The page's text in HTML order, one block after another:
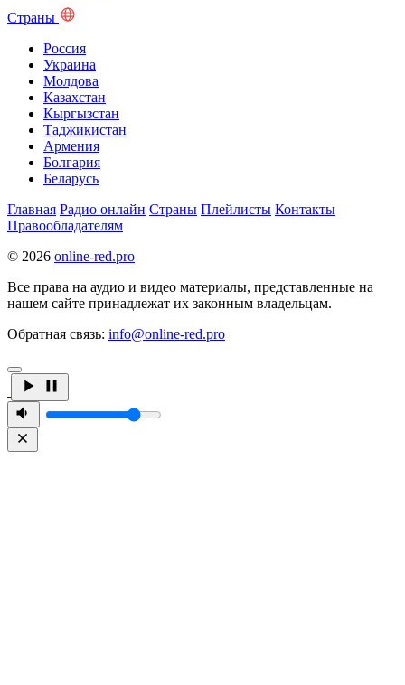
Страны
Россия
Украина
Молдова
Казахстан
Кыргызстан
Таджикистан
Армения
Болгария
Беларусь
Главная Радио онлайн Страны Плейлисты Контакты
Правообладателям
© 2026 online-red.pro
Все права на аудио и видео материалы, представленные на
нашем сайте принадлежат их законным владельцам.
Обратная связь: info@online-red.pro